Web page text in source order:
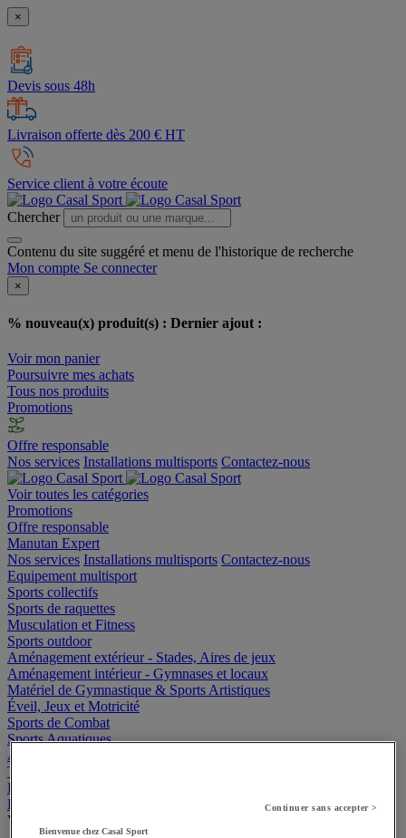
×
Devis sous 48h
Livraison offerte dès 200 € HT
Service client à votre écoute
Chercher
Contenu du site suggéré et menu de l'historique de recherche
Mon compte Se connecter
×
% nouveau(x) produit(s) : Dernier ajout :
Voir mon panier
Poursuivre mes achats
Tous nos produits
Promotions
Offre responsable
Nos services Installations multisports Contactez-nous
Voir toutes les catégories
Promotions
Offre responsable
Manutan Expert
Nos services Installations multisports Contactez-nous
Equipement multisport
Sports collectifs
Sports de raquettes
Musculation et Fitness
Sports outdoor
Aménagement extérieur - Stades, Aires de jeux
Aménagement intérieur - Gymnases et locaux
Matériel de Gymnastique & Sports Artistiques
Éveil, Jeux et Motricité
Sports de Combat
Sports Aquatiques
Athlétisme
Textile et bagagerie
Handisport et Sport adapté
Badminton
Voir tous les produits
Continuer sans accepter >
Bienvenue chez Casal Sport